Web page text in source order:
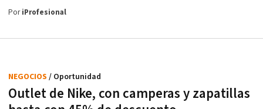
PoriProfesional
Outlet de Nike, con camperas y zapatillas
NEGOCIOS / Oportunidad